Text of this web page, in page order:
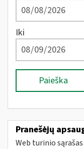
Iki
Paieška
Pranešėjų
Web turinio sąrašas